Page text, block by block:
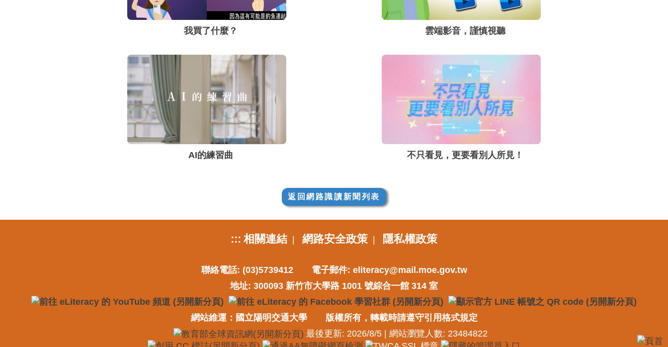
我買了什麼？ 雲端影音，謹慎視聽
AI的練習曲 不只看見，更要看別人所見！
返回網路識讀新聞列表
::: 相關連結 | 網路安全政策 | 隱私權政策
聯絡電話: (03)5739412 電子郵件: eliteracy@mail.moe.gov.tw
地址: 300093 新竹市大學路 1001 號綜合一館 314 室
網站維運：國立陽明交通大學
版權所有，轉載時請遵守引用格式規定
最後更新: 2026/8/5 | 網站瀏覽人數: 23484822